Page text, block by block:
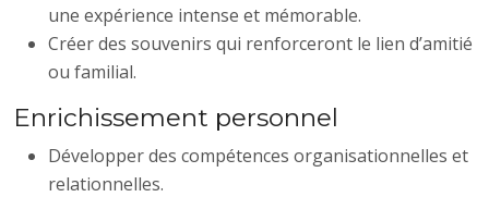
une expérience intense et mémorable.
Créer des souvenirs qui renforceront le lien d’amitié
ou familial.
Enrichissement personnel
Développer des compétences organisationnelles et
relationnelles.